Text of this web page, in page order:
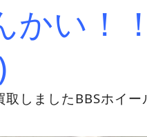
かい！
しましたBBSホイ